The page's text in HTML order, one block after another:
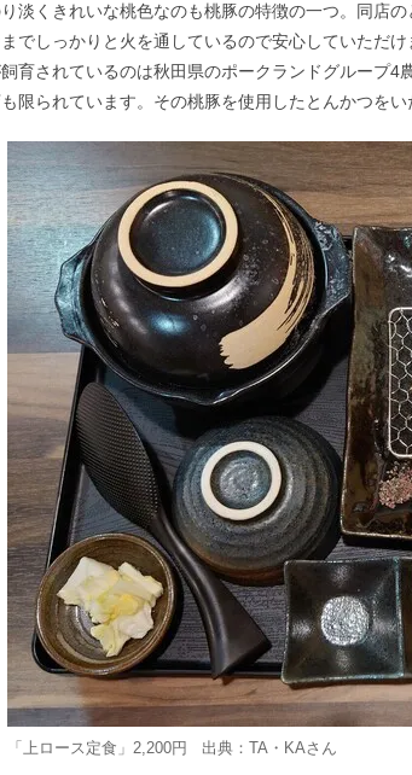
淡くきれいな桃色なのも桃豚の特徴の一つ。同店
でしっかりと火を通しているので安心していただけ
育されているのは秋田県のポークランドグループ4
限られています。その桃豚を使用したとんかつを
「上ロース定食」2,200円 出典： TA・KAさん